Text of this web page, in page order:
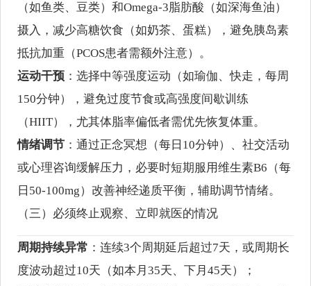
（如鱼类、豆类）和Omega-3脂肪酸（如深海鱼油）
摄入，减少高糖饮食（如奶茶、蛋糕），避免胰岛素
抵抗加重（PCOS患者需额外注意）。
运动干预 ：选择中等强度运动（如瑜伽、快走，每周
150分钟），避免过度节食或高强度间歇训练
（HIIT），尤其体脂率偏低者需优先恢复体重。
情绪调节 ：通过正念冥想（每日10分钟）、社交活动
或心理咨询缓解压力，必要时短期服用维生素B6（每
日50-100mg）改善神经递质平衡，辅助调节情绪。
（三）必须终止观察、立即就医的情况
周期持续异常 ：连续3个周期延后超过7天，或周期长
度波动超过10天（如本月35天、下月45天）；